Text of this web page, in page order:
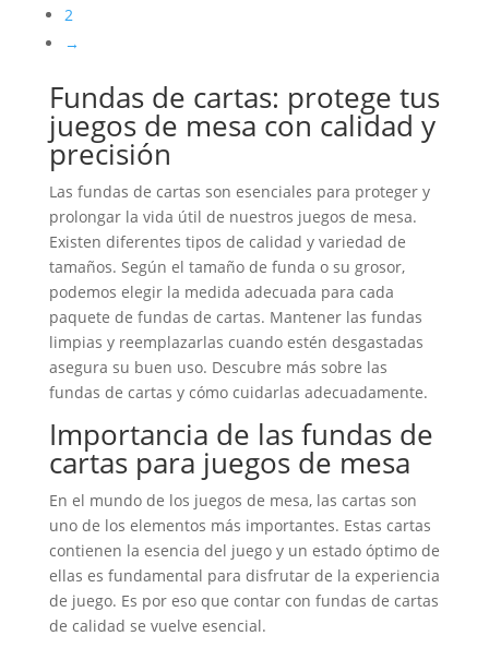
2
→
Fundas de cartas: protege tus
juegos de mesa con calidad y
precisión
Las fundas de cartas son esenciales para proteger y
prolongar la vida útil de nuestros juegos de mesa.
Existen diferentes tipos de calidad y variedad de
tamaños. Según el tamaño de funda o su grosor,
podemos elegir la medida adecuada para cada
paquete de fundas de cartas. Mantener las fundas
limpias y reemplazarlas cuando estén desgastadas
asegura su buen uso. Descubre más sobre las
fundas de cartas y cómo cuidarlas adecuadamente.
Importancia de las fundas de
cartas para juegos de mesa
En el mundo de los juegos de mesa, las cartas son
uno de los elementos más importantes. Estas cartas
contienen la esencia del juego y un estado óptimo de
ellas es fundamental para disfrutar de la experiencia
de juego. Es por eso que contar con fundas de cartas
de calidad se vuelve esencial.